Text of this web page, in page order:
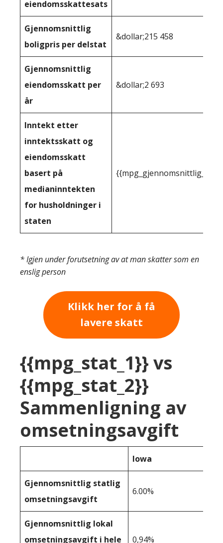
eiendomsskattesats
Gjennomsnittlig
boligpris per delstat
&dollar;215 458
Gjennomsnittlig
eiendomsskatt per
år
&dollar;2 693
Inntekt etter
inntektsskatt og
eiendomsskatt
basert på
medianinntekten
for husholdninger i
staten
* Igjen under forutsetning av at man skatter som en
enslig person
Klikk her for å få
lavere skatt
{{mpg_stat_1}} vs
{{mpg_stat_2}}
Sammenligning av
omsetningsavgift
Iowa
Gjennomsnittlig statlig
omsetningsavgift
6.00%
Gjennomsnittlig lokal
omsetningsavgift i hele
0,94%